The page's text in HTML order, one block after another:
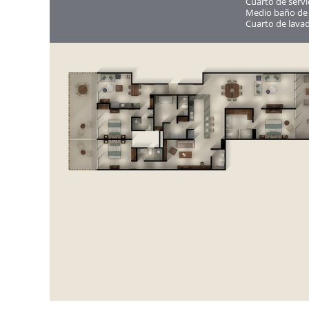
Medio baño
Cuarto de